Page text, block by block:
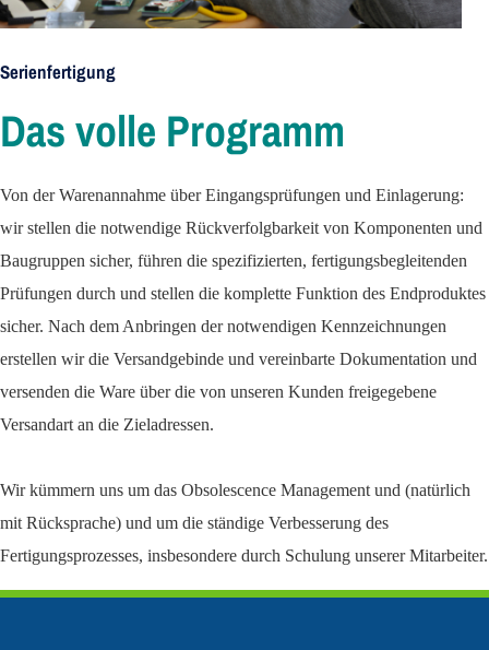
Serienfertigung
Das volle Programm
Von der Warenannahme über Eingangsprüfungen und Einlagerung:
wir stellen die notwendige Rückverfolgbarkeit von Komponenten und
Baugruppen sicher, führen die spezifizierten, fertigungsbegleitenden
Prüfungen durch und stellen die komplette Funktion des Endproduktes
sicher. Nach dem Anbringen der notwendigen Kennzeichnungen
erstellen wir die Versandgebinde und vereinbarte Dokumentation und
versenden die Ware über die von unseren Kunden freigegebene
Versandart an die Zieladressen.
Wir kümmern uns um das Obsolescence Management und (natürlich
mit Rücksprache) und um die ständige Verbesserung des
Fertigungsprozesses, insbesondere durch Schulung unserer Mitarbeiter.